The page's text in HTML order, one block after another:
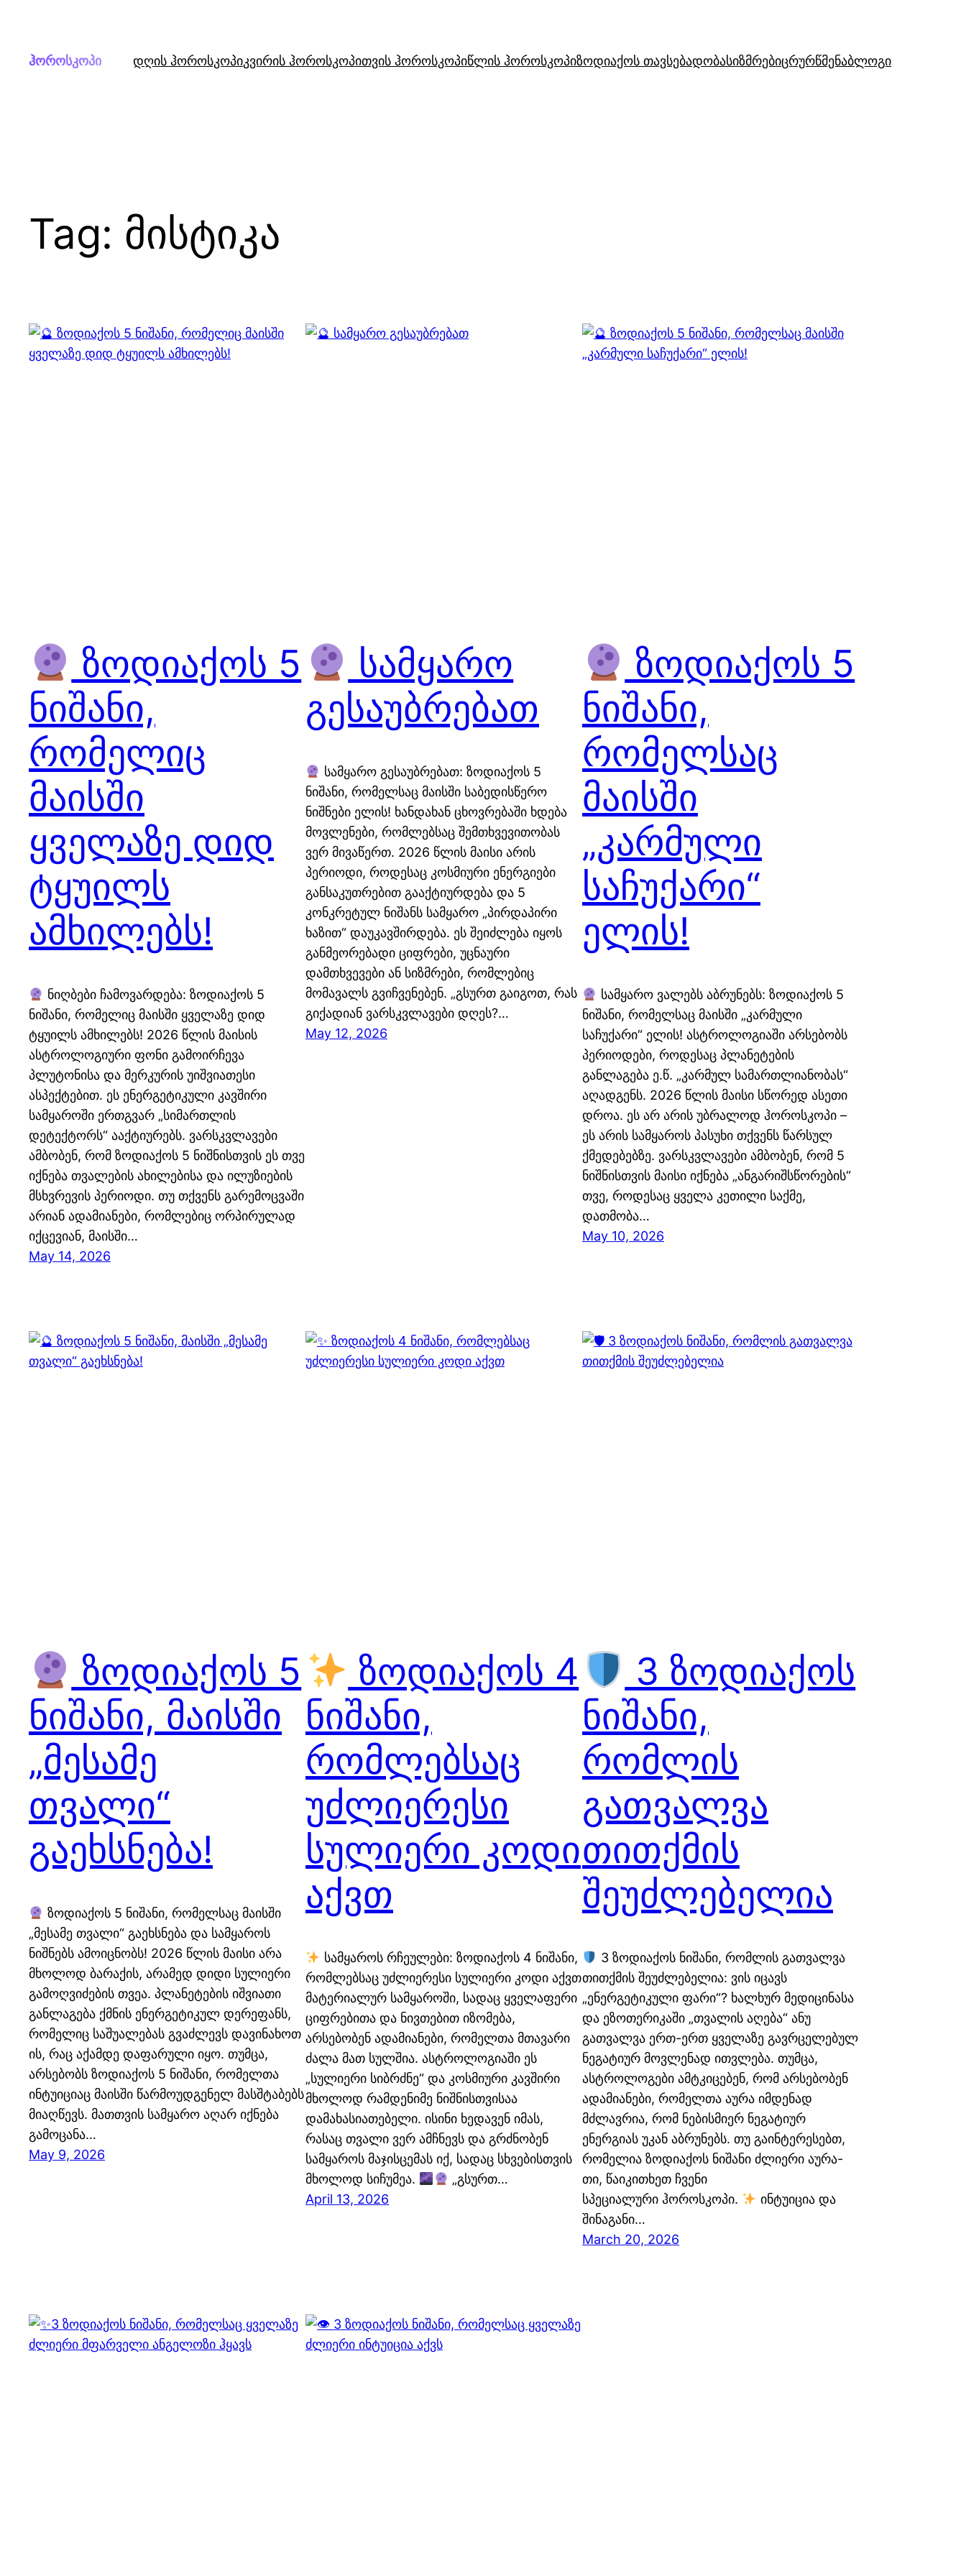
content
ჰოროსკოპი დღის ჰოროსკოპიკვირის ჰოროსკოპითვის ჰოროსკოპიწლის ჰოროსკოპიზოდიაქოს თავსებადობასიზმრებიცრურწმენაბლოგი
Tag: მისტიკა
ზოდიაქოს 5
ნიშანი,
რომელიც
მაისში
ყველაზე დიდ
ტყუილს
ამხილებს!
ნიღბები ჩამოვარდება: ზოდიაქოს 5
ნიშანი, რომელიც მაისში ყველაზე დიდ
ტყუილს ამხილებს! 2026 წლის მაისის
ასტროლოგიური ფონი გამოირჩევა
პლუტონისა და მერკურის უიშვიათესი
ასპექტებით. ეს ენერგეტიკული კავშირი
სამყაროში ერთგვარ „სიმართლის
დეტექტორს“ ააქტიურებს. ვარსკვლავები
ამბობენ, რომ ზოდიაქოს 5 ნიშნისთვის ეს თვე
იქნება თვალების ახილებისა და ილუზიების
მსხვრევის პერიოდი. თუ თქვენს გარემოცვაში
არიან ადამიანები, რომლებიც ორპირულად
იქცევიან, მაისში…
May 14, 2026
სამყარო
გესაუბრებათ
სამყარო გესაუბრებათ: ზოდიაქოს 5
ნიშანი, რომელსაც მაისში საბედისწერო
ნიშნები ელის! ხანდახან ცხოვრებაში ხდება
მოვლენები, რომლებსაც შემთხვევითობას
ვერ მივაწერთ. 2026 წლის მაისი არის
პერიოდი, როდესაც კოსმიური ენერგიები
განსაკუთრებით გააქტიურდება და 5
კონკრეტულ ნიშანს სამყარო „პირდაპირი
ხაზით“ დაუკავშირდება. ეს შეიძლება იყოს
განმეორებადი ციფრები, უცნაური
დამთხვევები ან სიზმრები, რომლებიც
მომავალს გვიჩვენებენ. „გსურთ გაიგოთ, რას
გიქადიან ვარსკვლავები დღეს?…
May 12, 2026
ზოდიაქოს 5
ნიშანი,
რომელსაც
მაისში
„კარმული
საჩუქარი“
ელის!
სამყარო ვალებს აბრუნებს: ზოდიაქოს 5
ნიშანი, რომელსაც მაისში „კარმული
საჩუქარი“ ელის! ასტროლოგიაში არსებობს
პერიოდები, როდესაც პლანეტების
განლაგება ე.წ. „კარმულ სამართლიანობას“
აღადგენს. 2026 წლის მაისი სწორედ ასეთი
დროა. ეს არ არის უბრალოდ ჰოროსკოპი –
ეს არის სამყაროს პასუხი თქვენს წარსულ
ქმედებებზე. ვარსკვლავები ამბობენ, რომ 5
ნიშნისთვის მაისი იქნება „ანგარიშსწორების“
თვე, როდესაც ყველა კეთილი საქმე,
დათმობა…
May 10, 2026
ზოდიაქოს 5
ნიშანი, მაისში
„მესამე
თვალი“
გაეხსნება!
ზოდიაქოს 5 ნიშანი, რომელსაც მაისში
„მესამე თვალი“ გაეხსნება და სამყაროს
ნიშნებს ამოიცნობს! 2026 წლის მაისი არა
მხოლოდ ბარაქის, არამედ დიდი სულიერი
გამოღვიძების თვეა. პლანეტების იშვიათი
განლაგება ქმნის ენერგეტიკულ დერეფანს,
რომელიც საშუალებას გვაძლევს დავინახოთ
ის, რაც აქამდე დაფარული იყო. თუმცა,
არსებობს ზოდიაქოს 5 ნიშანი, რომელთა
ინტუიციაც მაისში წარმოუდგენელ მასშტაბებს
მიაღწევს. მათთვის სამყარო აღარ იქნება
გამოცანა…
May 9, 2026
ზოდიაქოს 4
ნიშანი,
რომლებსაც
უძლიერესი
სულიერი კოდი
აქვთ
სამყაროს რჩეულები: ზოდიაქოს 4 ნიშანი,
რომლებსაც უძლიერესი სულიერი კოდი აქვთ
მატერიალურ სამყაროში, სადაც ყველაფერი
ციფრებითა და ნივთებით იზომება,
არსებობენ ადამიანები, რომელთა მთავარი
ძალა მათ სულშია. ასტროლოგიაში ეს
„სულიერი სიბრძნე“ და კოსმიური კავშირი
მხოლოდ რამდენიმე ნიშნისთვისაა
დამახასიათებელი. ისინი ხედავენ იმას,
რასაც თვალი ვერ ამჩნევს და გრძნობენ
სამყაროს მაჯისცემას იქ, სადაც სხვებისთვის
მხოლოდ სიჩუმეა.
„გსურთ…
April 13, 2026
3 ზოდიაქოს
ნიშანი,
რომლის
გათვალვა
თითქმის
შეუძლებელია
3 ზოდიაქოს ნიშანი, რომლის გათვალვა
თითქმის შეუძლებელია: ვის იცავს
„ენერგეტიკული ფარი“? ხალხურ მედიცინასა
და ეზოთერიკაში „თვალის აღება“ ანუ
გათვალვა ერთ-ერთ ყველაზე გავრცელებულ
ნეგატიურ მოვლენად ითვლება. თუმცა,
ასტროლოგები ამტკიცებენ, რომ არსებობენ
ადამიანები, რომელთა აურა იმდენად
მძლავრია, რომ ნებისმიერ ნეგატიურ
ენერგიას უკან აბრუნებს. თუ გაინტერესებთ,
რომელია ზოდიაქოს ნიშანი ძლიერი აურა-
თი, წაიკითხეთ ჩვენი
სპეციალური ჰოროსკოპი.
ინტუიცია და
შინაგანი…
March 20, 2026